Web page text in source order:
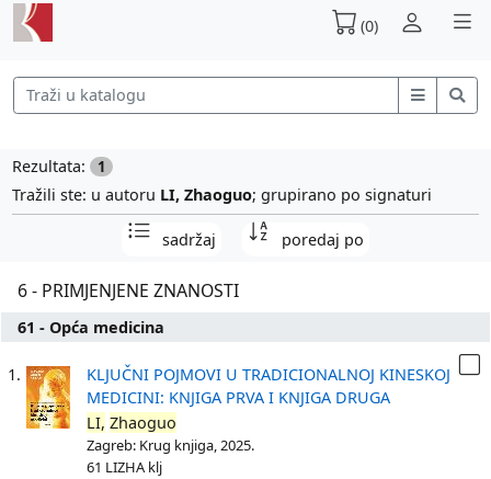
(0)
Rezultata: 1
Tražili ste: u autoru LI, Zhaoguo; grupirano po signaturi
sadržaj poredaj po
6 - PRIMJENJENE ZNANOSTI
61 - Opća medicina
1.
KLJUČNI POJMOVI U TRADICIONALNOJ KINESKOJ
MEDICINI: KNJIGA PRVA I KNJIGA DRUGA
LI, Zhaoguo
Zagreb: Krug knjiga, 2025.
61 LIZHA klj